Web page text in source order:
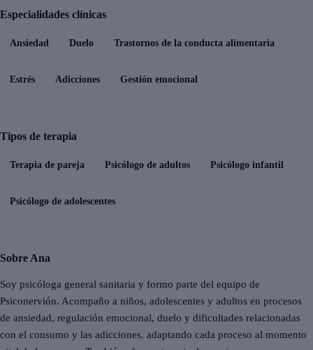
Especialidades clínicas
Ansiedad Duelo Trastornos de la conducta alimentaria
Estrés Adicciones Gestión emocional
Tipos de terapia
Terapia de pareja Psicólogo de adultos Psicólogo infantil
Psicólogo de adolescentes
Sobre Ana
Soy psicóloga general sanitaria y formo parte del equipo de
Psiconervión. Acompaño a niños, adolescentes y adultos en procesos
de ansiedad, regulación emocional, duelo y dificultades relacionadas
con el consumo y las adicciones, adaptando cada proceso al momento